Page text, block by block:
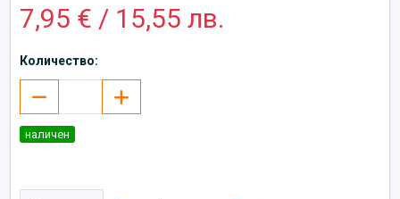
7,95 € / 15,55 лв.
Количество:
наличен